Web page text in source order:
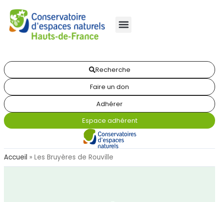
Recherche
Faire un don
Adhérer
Espace adhérent
Accueil » Les Bruyères de Rouville